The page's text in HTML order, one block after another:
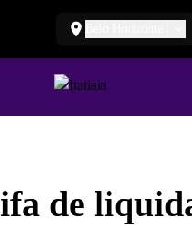
de